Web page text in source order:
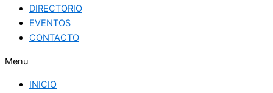
DIRECTORIO
EVENTOS
CONTACTO
Menu
INICIO